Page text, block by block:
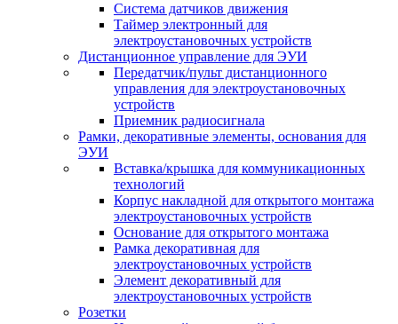
Система датчиков движения
Таймер электронный для
электроустановочных устройств
Дистанционное управление для ЭУИ
Передатчик/пульт дистанционного
управления для электроустановочных
устройств
Приемник радиосигнала
Рамки, декоративные элементы, основания для
ЭУИ
Вставка/крышка для коммуникационных
технологий
Корпус накладной для открытого монтажа
электроустановочных устройств
Основание для открытого монтажа
Рамка декоративная для
электроустановочных устройств
Элемент декоративный для
электроустановочных устройств
Розетки